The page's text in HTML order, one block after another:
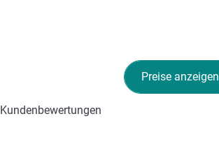
Preise anzeigen
Kundenbewertungen